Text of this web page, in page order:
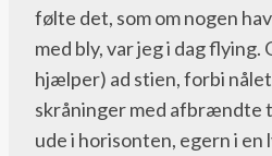
følte det, som om nogen
med bly, var jeg i dag
hjælper) ad stien, forbi
skråninger med afbrændte
ude i horisonten, egern i en